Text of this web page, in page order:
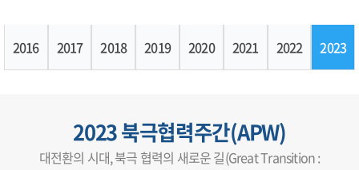
2016 2017 2018 2019 2020 2021 2022 2023
2023 북극협력주간(APW)
대전환의 시대, 북극 협력의 새로운 길(Great Transition :